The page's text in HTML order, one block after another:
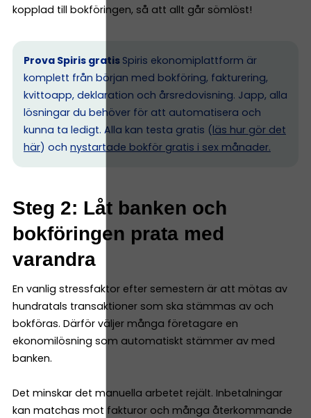
kopplad till bokföringen, så att allt går sömlöst!
Prova Spiris gratis Spiris ekonomiplattform är
komplett från början med bokföring, fakturering,
kvittoapp, deklaration och årsredovisning. Japp, alla
lösningar du behöver för att automatisera och
kunna ta ledigt. Alla kan testa gratis (läs hur gör det
här) och nystartade bokför gratis i sex månader.
Steg 2: Låt banken och
bokföringen prata med
varandra
En vanlig stressfaktor efter semestern är att mötas av
hundratals transaktioner som ska stämmas av och
bokföras. Därför väljer många företagare en
ekonomilösning som automatiskt stämmer av med
banken.
Det minskar det manuella arbetet rejält. Inbetalningar
kan matchas mot fakturor och många återkommande